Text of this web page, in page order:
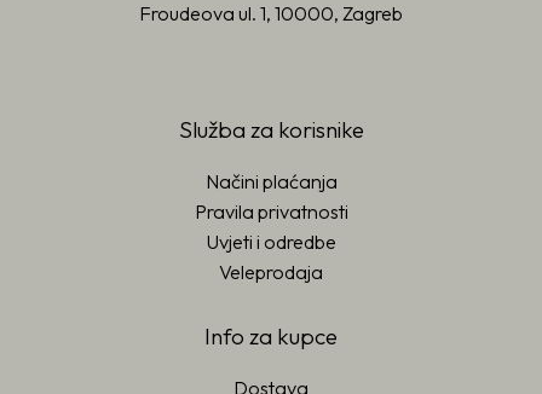
Froudeova ul. 1, 10000, Zagreb
Služba za korisnike
Načini plaćanja
Pravila privatnosti
Uvjeti i odredbe
Veleprodaja
Info za kupce
Dostava